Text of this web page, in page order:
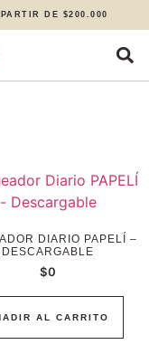
DE $200.000
DIARIO PAPELÍ –
DESCARGABLE
$0
AL CARRITO